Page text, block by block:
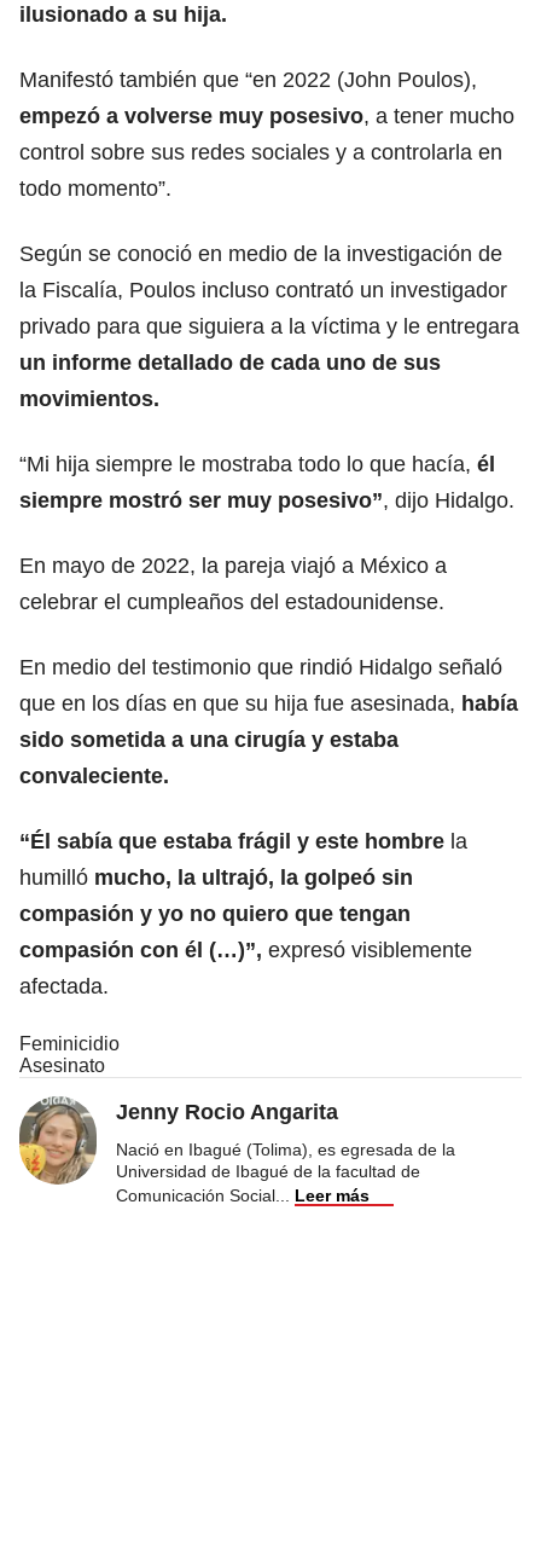
ilusionado a su hija.
Manifestó también que “en 2022 (John Poulos),
empezó a volverse muy posesivo, a tener mucho
control sobre sus redes sociales y a controlarla en
todo momento”.
Según se conoció en medio de la investigación de
la Fiscalía, Poulos incluso contrató un investigador
privado para que siguiera a la víctima y le entregara
un informe detallado de cada uno de sus
movimientos.
“Mi hija siempre le mostraba todo lo que hacía, él
siempre mostró ser muy posesivo”, dijo Hidalgo.
En mayo de 2022, la pareja viajó a México a
celebrar el cumpleaños del estadounidense.
En medio del testimonio que rindió Hidalgo señaló
que en los días en que su hija fue asesinada, había
sido sometida a una cirugía y estaba
convaleciente.
“Él sabía que estaba frágil y este hombre la
humilló mucho, la ultrajó, la golpeó sin
compasión y yo no quiero que tengan
compasión con él (…)”, expresó visiblemente
afectada.
Feminicidio
Asesinato
Jenny Rocio Angarita
Nació en Ibagué (Tolima), es egresada de la
Universidad de Ibagué de la facultad de
Comunicación Social
Leer más